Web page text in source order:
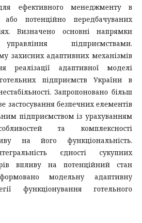
ефективного менеджменту в
потенційно передбачуваних
Визначено основні напрямки
управління підприємствами.
захисних адаптивних механізмів
реалізації адаптивної моделі
підприємств України в
Запропоновано більш
застосування безпечних елементів
підприємством із урахуванням
та комплексності
на його функціональність.
єдності сукупних
впливу на потенційний стан
модельну адаптивну
функціонування готельного